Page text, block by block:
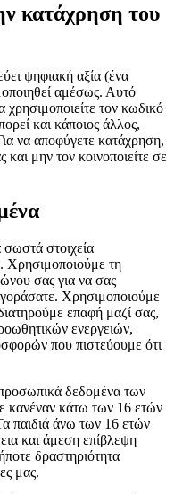
κατάχρηση του
ψηφιακή αξία (ένα
αμέσως. Αυτό
χρησιμοποιείτε τον κωδικό
και κάποιος άλλος,
να αποφύγετε κατάχρηση,
μην τον κοινοποιείτε σε
σωστά στοιχεία
Χρησιμοποιούμε τη
σας για να σας
Χρησιμοποιούμε
επαφή μαζί σας,
ενεργειών,
που πιστεύουμε ότι
δεδομένα των
κανέναν κάτω των 16 ετών
παιδιά άνω των 16 ετών
και άμεση επίβλεψη
δραστηριότητα
μας.